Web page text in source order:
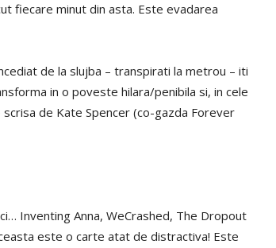
fiecare minut din asta. Este evadarea
de la slujba – transpirati la metrou – iti
in o poveste hilara/penibila si, in cele
de Kate Spencer (co-gazda Forever
Inventing Anna, WeCrashed, The Dropout
este o carte atat de distractiva! Este